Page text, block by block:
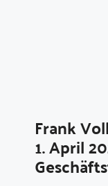
Frank
1. April